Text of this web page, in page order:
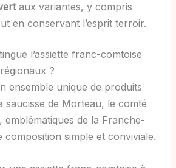
aux variantes, y compris
en conservant l’esprit terroir.
l’assiette franc-comtoise
?
ensemble unique de produits
saucisse de Morteau, le comté
emblématiques de la Franche-
composition simple et conviviale.